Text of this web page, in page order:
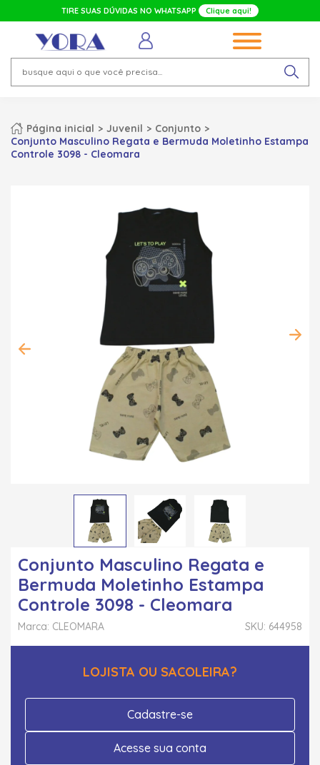
TIRE SUAS DÚVIDAS NO WHATSAPP Clique aqui!
Página inicial Juvenil
Conjunto
Conjunto Masculino Regata e Bermuda Moletinho Estampa
Controle 3098 - Cleomara
Conjunto Masculino Regata e
Bermuda Moletinho Estampa
Controle 3098 - Cleomara
SKU: 644958
Marca: CLEOMARA
LOJISTA OU SACOLEIRA?
Cadastre-se
Acesse sua conta